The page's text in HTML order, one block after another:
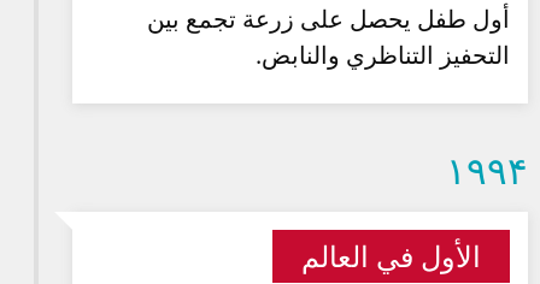
أول طفل يحصل على زرعة تجمع بين
التحفيز التناظري والنابض.‎
۱۹۹۴
الأول في العالم